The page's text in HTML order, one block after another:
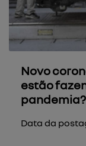
Novo
estão
pandemia?
Data da